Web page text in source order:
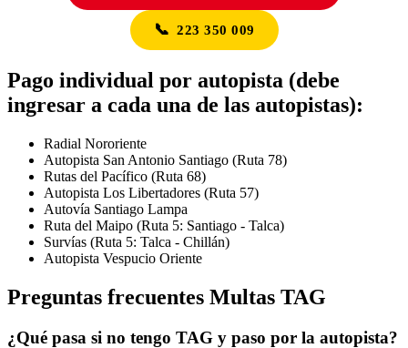
📞 223 350 009
Pago individual por autopista (debe
ingresar a cada una de las autopistas):
Radial Nororiente
Autopista San Antonio Santiago (Ruta 78)
Rutas del Pacífico (Ruta 68)
Autopista Los Libertadores (Ruta 57)
Autovía Santiago Lampa
Ruta del Maipo (Ruta 5: Santiago - Talca)
Survías (Ruta 5: Talca - Chillán)
Autopista Vespucio Oriente
Preguntas frecuentes Multas TAG
¿Qué pasa si no tengo TAG y paso por la autopista?